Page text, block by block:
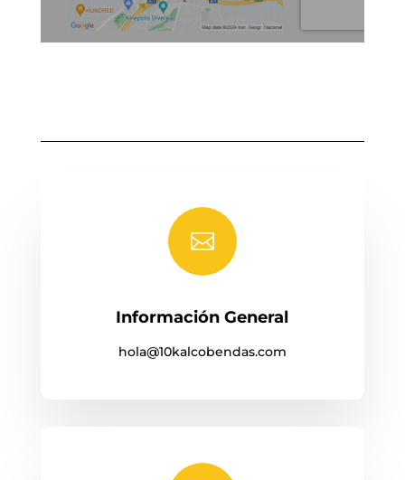

Información General
hola@10kalcobendas.com